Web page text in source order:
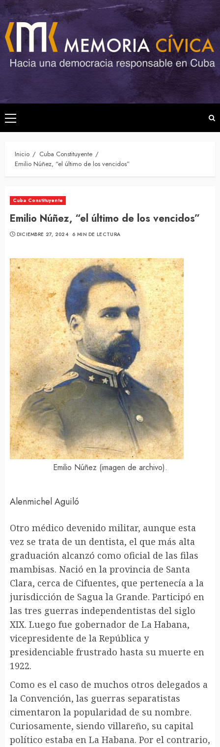
Saltar
al
contenido
Menú
principal
Inicio
Cuba Constituyente
Emilio Núñez, “el último de los vencidos”
Cuba Constituyente
Emilio Núñez, “el último de los vencidos”
DICIEMBRE 27, 2024 6 MIN DE LECTURA
Emilio Núñez (imagen de archivo).
Alenmichel Aguiló
Otro médico devenido militar, aunque esta
vez se trata de un dentista, el que más alta
graduación alcanzó como oficial de las filas
mambisas. Nació en la provincia de Santa
Clara, cerca de Cifuentes, que pertenecía a la
jurisdicción de Sagua la Grande. Participó en
las tres guerras independentistas del siglo
XIX. Luego fue gobernador de La Habana,
vicepresidente de la República y
presidenciable frustrado hasta su muerte en
1922.
Como es el caso de muchos otros delegados a
la Convención, las guerras separatistas
cimentaron la popularidad de su nombre.
Curiosamente, siendo villareño, su capital
político estaba en La Habana. Por el contrario,